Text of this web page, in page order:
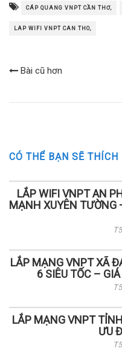
CÁP QUANG VNPT CẦN THƠ,
LAP WIFI VNPT CAN THO,
Bài cũ hơn
CÓ THỂ BẠN SẼ THÍCH
LẮP WIFI VNPT AN
MẠNH XUYÊN TƯỜNG
LẮP MẠNG VNPT XÃ
6 SIÊU TỐC –
LẮP MẠNG VNPT
ƯU